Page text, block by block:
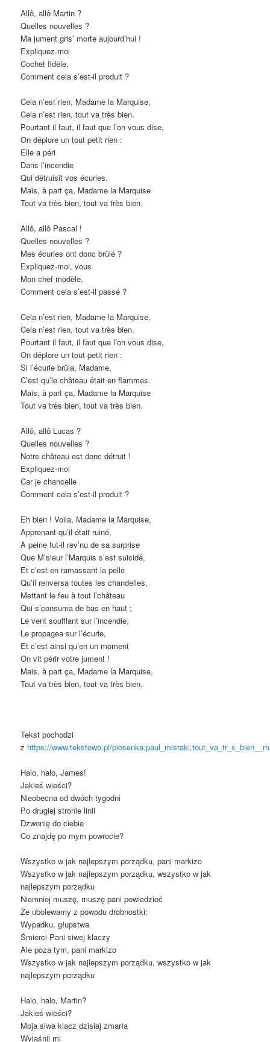
Allô, allô Martin ?
Quelles nouvelles ?
Ma jument gris’ morte aujourd’hui !
Expliquez-moi
Cochet fidèle,
Comment cela s’est-il produit ?
Cela n’est rien, Madame la Marquise,
Cela n’est rien, tout va très bien.
Pourtant il faut, il faut que l’on vous dise,
On déplore un tout petit rien :
Elle a péri
Dans l’incendie
Qui détruisit vos écuries.
Mais, à part ça, Madame la Marquise
Tout va très bien, tout va très bien.
Allô, allô Pascal !
Quelles nouvelles ?
Mes écuries ont donc brûlé ?
Expliquez-moi, vous
Mon chef modèle,
Comment cela s’est-il passé ?
Cela n’est rien, Madame la Marquise,
Cela n’est rien, tout va très bien.
Pourtant il faut, il faut que l’on vous dise,
On déplore un tout petit rien :
Si l’écurie brûla, Madame,
C’est qu’le château était en flammes.
Mais, à part ça, Madame la Marquise
Tout va très bien, tout va très bien.
Allô, allô Lucas ?
Quelles nouvelles ?
Notre château est donc détruit !
Expliquez-moi
Car je chancelle
Comment cela s’est-il produit ?
Eh bien ! Voila, Madame la Marquise,
Apprenant qu’il était ruiné,
A peine fut-il rev’nu de sa surprise
Que M’sieur l’Marquis s’est suicidé,
Et c’est en ramassant la pelle
Qu’il renversa toutes les chandelles,
Mettant le feu à tout l’château
Qui s’consuma de bas en haut ;
Le vent soufflant sur l’incendie,
Le propagea sur l’écurie,
Et c’est ainsi qu’en un moment
On vit périr votre jument !
Mais, à part ça, Madame la Marquise,
Tout va très bien, tout va très bien.
Tekst pochodzi
z https://www.tekstowo.pl/
Halo, halo, James!
Jakieś wieści?
Nieobecna od dwóch tygodni
Po drugiej stronie linii
Dzwonię do ciebie
Co znajdę po mym powrocie?
Wszystko w jak najlepszym porządku, pani markizo
Wszystko w jak najlepszym porządku, wszystko w jak
najlepszym porządku
Niemniej muszę, muszę pani powiedzieć
Że ubolewamy z powodu drobnostki:
Wypadku, głupstwa
Śmierci Pani siwej klaczy
Ale poza tym, pani markizo
Wszystko w jak najlepszym porządku, wszystko w jak
najlepszym porządku
Halo, halo, Martin?
Jakieś wieści?
Moja siwa klacz dzisiaj zmarła
Wyjaśnij mi